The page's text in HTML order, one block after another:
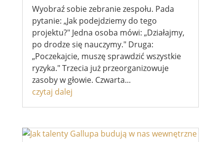
Wyobraź sobie zebranie zespołu. Pada
pytanie: „Jak podejdziemy do tego
projektu?" Jedna osoba mówi: „Działajmy,
po drodze się nauczymy." Druga:
„Poczekajcie, muszę sprawdzić wszystkie
ryzyka." Trzecia już przeorganizowuje
zasoby w głowie. Czwarta...
czytaj dalej